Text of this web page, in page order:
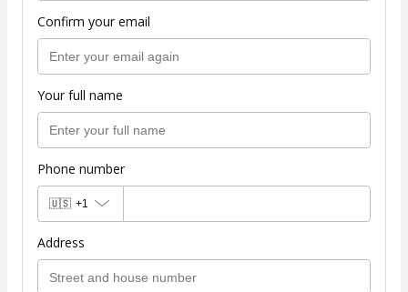
Confirm your email
Your full name
Phone number
🇺🇸 +1
Address